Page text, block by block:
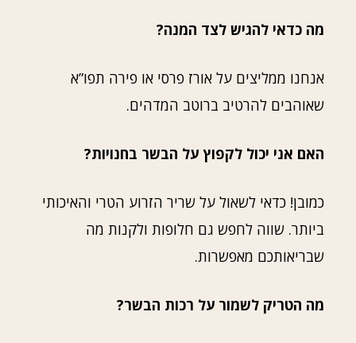
מה כדאי להגיש לצד המנה?
אנחנו ממליצים על אורז פרסי או פירה תפו”א
שאוהבים להרטיב ברוטב המדהים.
האם אני יכול לקפוץ על הבשר בחנויות?
כמובן! כדאי לשאול על שריר הזרוע הטרי והאיכותי
ביותר. שווה לחפש גם חלופות ולקנות מה
שבריאותכם מאפשרות.
מה הטריק לשמור על רכות הבשר?